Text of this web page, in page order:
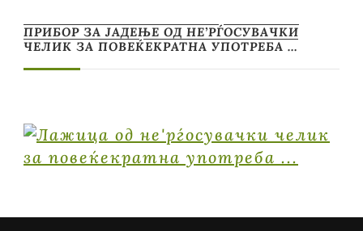
ПРИБОР ЗА ЈАДЕЊЕ ОД НЕ’РЃОСУВАЧКИ
ЧЕЛИК ЗА ПОВЕЌЕКРАТНА УПОТРЕБА …